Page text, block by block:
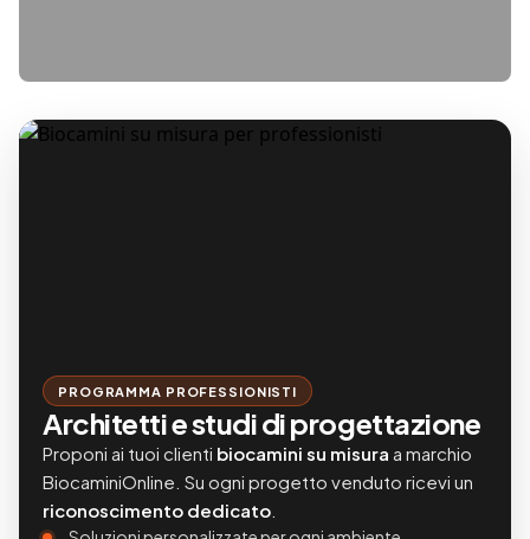
PROGRAMMA PROFESSIONISTI
Architetti e studi di progettazione
Proponi ai tuoi clienti biocamini su misura a marchio
BiocaminiOnline. Su ogni progetto venduto ricevi un
riconoscimento dedicato